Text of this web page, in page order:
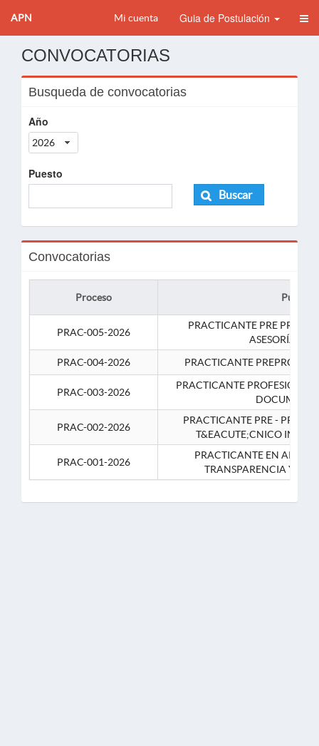
APN Mi cuenta Guia de Postulación
CONVOCATORIAS
Busqueda de convocatorias
Año
2026
Puesto
Buscar
Convocatorias
Proceso Puesto
PRAC-005-2026
PRACTICANTE PRE
ASESORÍA
PRAC-004-2026
PRACTICANTE
PRAC-003-2026
PRACTICANTE
PRAC-002-2026
PRACTICANTE PRE -
T&EACUTE;CNICO
PRAC-001-2026
PRACTICANTE EN APOYO
TRANSPARENCIA Y